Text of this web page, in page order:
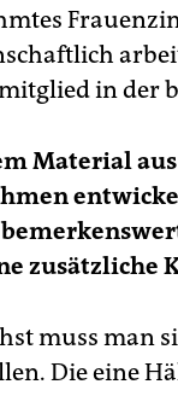
in der
Material
zusätzliche
muss man
Die eine